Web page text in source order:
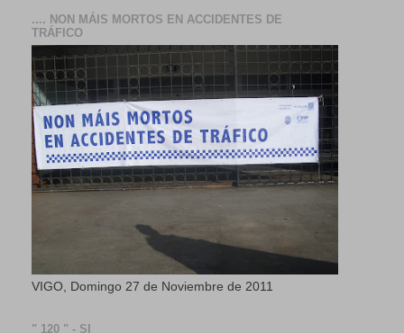
.... NON MÁIS MORTOS EN ACCIDENTES DE
TRÁFICO
VIGO, Domingo 27 de Noviembre de 2011
" 120 " - SI